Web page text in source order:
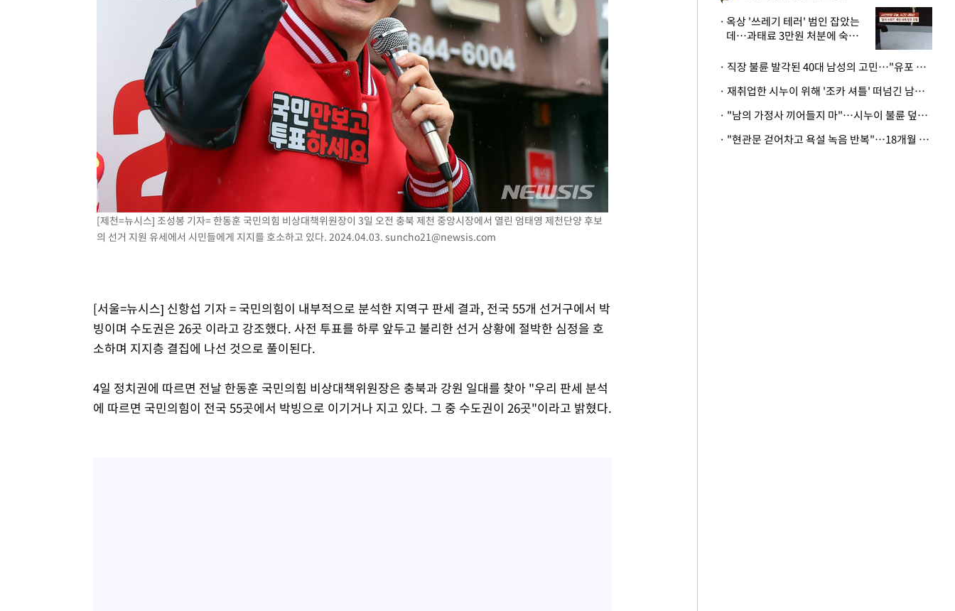
[제천=뉴시스] 조성봉 기자= 한동훈 국민의힘 비상대책위원장이 3일 오전 충북 제천 중앙시장에서 열린 엄태영 제천단양 후보
의 선거 지원 유세에서 시민들에게 지지를 호소하고 있다. 2024.04.03. suncho21@newsis.com
[서울=뉴시스] 신항섭 기자 = 국민의힘이 내부적으로 분석한 지역구 판세 결과, 전국 55개 선거구에서 박
빙이며 수도권은 26곳 이라고 강조했다. 사전 투표를 하루 앞두고 불리한 선거 상황에 절박한 심정을 호
소하며 지지층 결집에 나선 것으로 풀이된다.
4일 정치권에 따르면 전날 한동훈 국민의힘 비상대책위원장은 충북과 강원 일대를 찾아 "우리 판세 분석
에 따르면 국민의힘이 전국 55곳에서 박빙으로 이기거나 지고 있다. 그 중 수도권이 26곳"이라고 밝혔다.
옥상 '쓰레기 테러' 범인 잡았는
데…과태료 3만원 처분에 숙박업
· 직장 불륜 발각된 40대 남성의 고민…"유포 동료 명예훼손·협박죄 고소 가능할까"
· 재취업한 시누이 위해 '조카 셔틀' 떠넘긴 남편…아내 "난 못한다"
· "남의 가정사 끼어들지 마"…시누이 불륜 덮으려는 남편에 억울한 아내
· "현관문 걷어차고 욕설 녹음 반복"…18개월 아기 키우는 집 뒤흔든 '앞집의 비극'